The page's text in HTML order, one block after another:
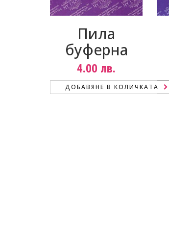
Пила
буферна
4.00 лв.
ДОБАВЯНЕ В КОЛИЧКАТА